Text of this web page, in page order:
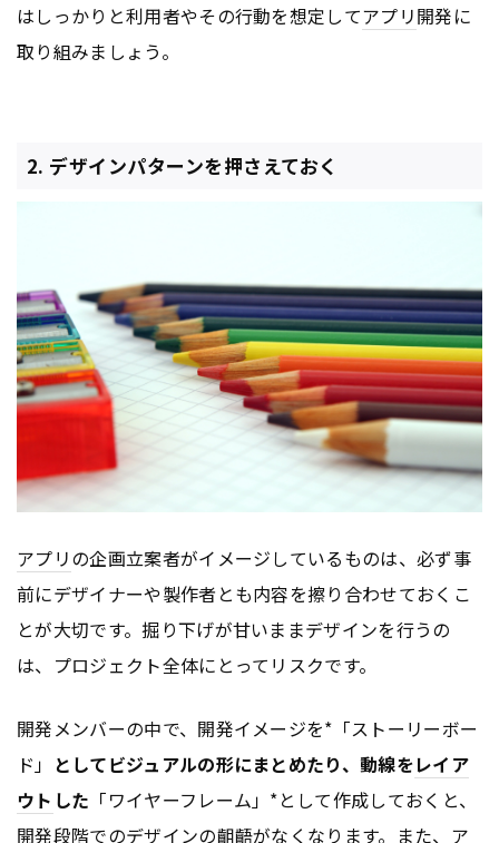
はしっかりと利用者やその行動を想定してアプリ開発に
取り組みましょう。
2. デザインパターンを押さえておく
アプリの企画立案者がイメージしているものは、必ず事
前にデザイナーや製作者とも内容を擦り合わせておくこ
とが大切です。掘り下げが甘いままデザインを行うの
は、プロジェクト全体にとってリスクです。
開発メンバーの中で、開発イメージを*「ストーリーボー
ド」 としてビジュアルの形にまとめたり、動線をレイア
ウト した 「ワイヤーフレーム」*として作成しておくと、
開発段階でのデザインの齟齬がなくなります。また、 ア